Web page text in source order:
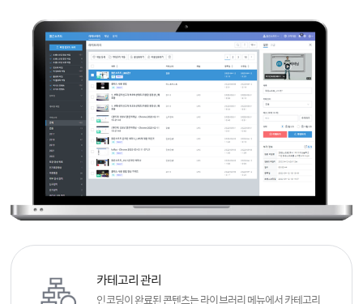
카테고리 관리
인코딩이 완료된 콘텐츠는 라이브러리 메뉴에서카테고리